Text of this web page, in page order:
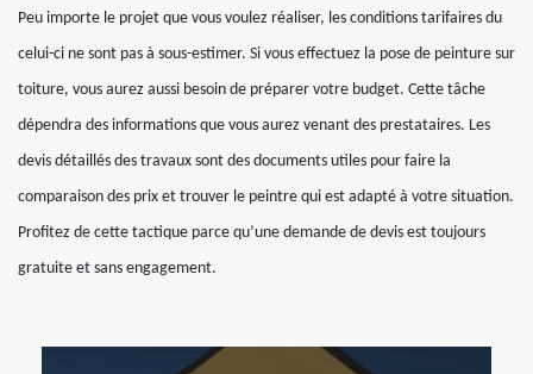
Peu importe le projet que vous voulez réaliser, les conditions tarifaires du
celui-ci ne sont pas à sous-estimer. Si vous effectuez la pose de peinture sur
toiture, vous aurez aussi besoin de préparer votre budget. Cette tâche
dépendra des informations que vous aurez venant des prestataires. Les
devis détaillés des travaux sont des documents utiles pour faire la
comparaison des prix et trouver le peintre qui est adapté à votre situation.
Profitez de cette tactique parce qu’une demande de devis est toujours
gratuite et sans engagement.